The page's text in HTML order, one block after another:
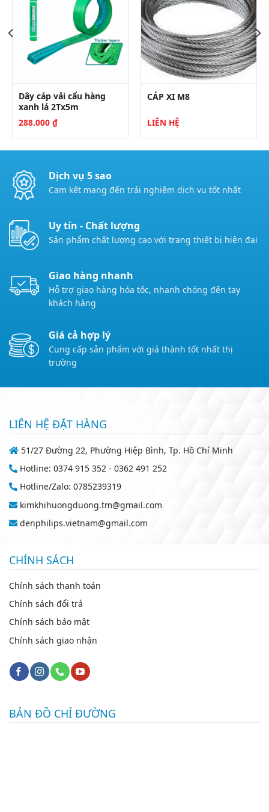
Dây cáp vải cẩu hàng
xanh lá 2Tx5m
288.000 ₫
CÁP XI M8
LIÊN HỆ
Dịch vụ 5 sao
Cam kết mang đến trải nghiệm dịch vụ tốt nhất
Uy tín - Chất lượng
Sản phẩm chất lượng cao với trang thiết bị hiện đại
Giao hàng nhanh
Hỗ trợ giao hàng hỏa tốc, nhanh chóng đến tay
khách hàng
Giá cả hợp lý
Cung cấp sản phẩm với giá thành tốt nhất thị
trường
LIÊN HỆ ĐẶT HÀNG
51/27 Đường 22, Phường Hiệp Bình, Tp. Hồ Chí Minh
Hotline: 0374 915 352 - 0362 491 252
Hotline/Zalo: 0785239319
kimkhihuongduong.tm@gmail.com
denphilips.vietnam@gmail.com
CHÍNH SÁCH
Chính sách thanh toán
Chính sách đổi trả
Chính sách bảo mật
Chính sách giao nhận
BẢN ĐỒ CHỈ ĐƯỜNG